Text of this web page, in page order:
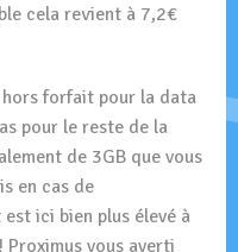
cela revient à 7,2€
forfait pour la data
pour le reste de la
de 3GB que vous
en cas de
ici bien plus élevé à
vous averti